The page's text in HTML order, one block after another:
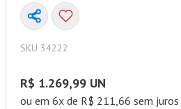
SKU 34222
R$ 1.269,99 UN
ou em 6x de R$ 211,66 sem juros